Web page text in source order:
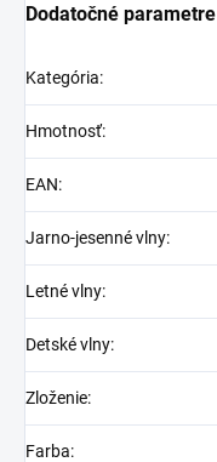
Dodatočné parametre
Kategória:
Hmotnosť:
EAN:
Jarno-jesenné vlny:
Letné vlny:
Detské vlny:
Zloženie:
Farba: